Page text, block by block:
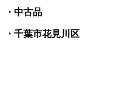
・中古品
・千葉市花見川区